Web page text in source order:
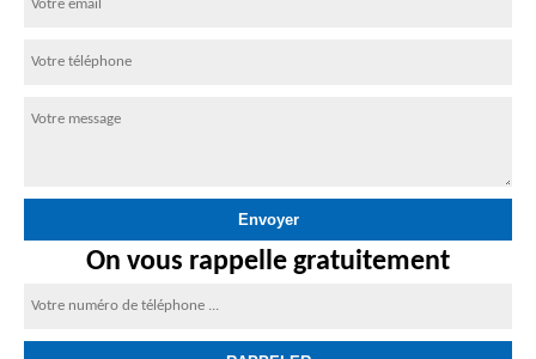
On vous rappelle gratuitement